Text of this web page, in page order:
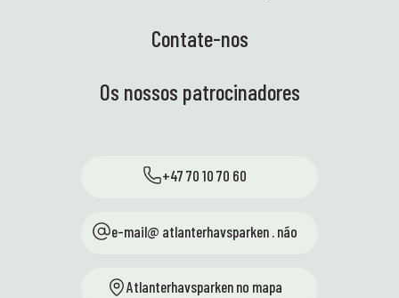
Contate-nos
Os nossos patrocinadores
+47 70 10 70 60
e-mail@ atlanterhavsparken . não
Atlanterhavsparken no mapa